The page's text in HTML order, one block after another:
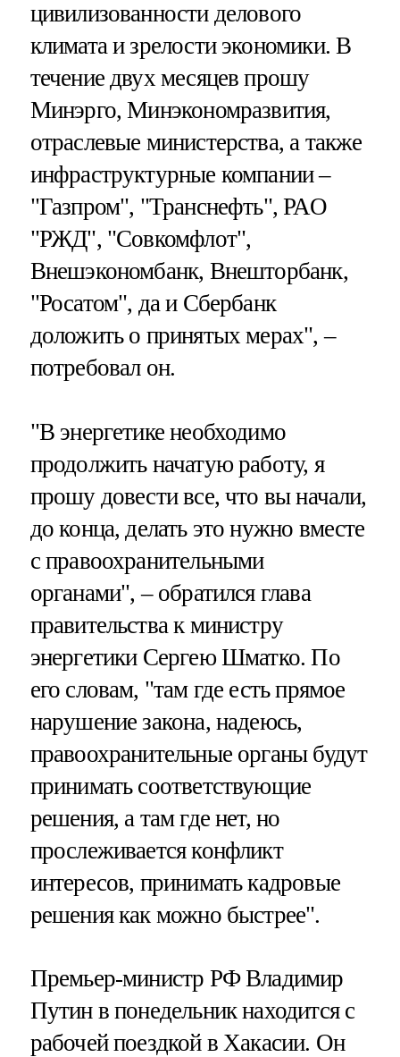
цивилизованности делового
климата и зрелости экономики. В
течение двух месяцев прошу
Минэрго, Минэкономразвития,
отраслевые министерства, а также
инфраструктурные компании –
"Газпром", "Транснефть", РАО
"РЖД", "Совкомфлот",
Внешэкономбанк, Внешторбанк,
"Росатом", да и Сбербанк
доложить о принятых мерах", –
потребовал он.
"В энергетике необходимо
продолжить начатую работу, я
прошу довести все, что вы начали,
до конца, делать это нужно вместе
с правоохранительными
органами", – обратился глава
правительства к министру
энергетики Сергею Шматко. По
его словам, "там где есть прямое
нарушение закона, надеюсь,
правоохранительные органы будут
принимать соответствующие
решения, а там где нет, но
прослеживается конфликт
интересов, принимать кадровые
решения как можно быстрее".
Премьер-министр РФ Владимир
Путин в понедельник находится с
рабочей поездкой в Хакасии. Он